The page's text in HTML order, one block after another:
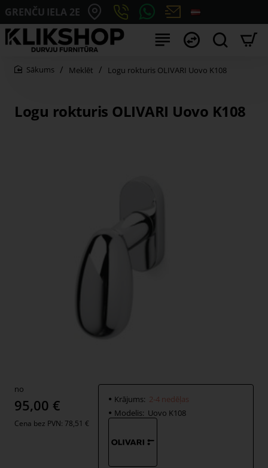
GRENČU IELA 2E
Logu rokturis OLIVARI Uovo K108
Meklēt Logu rokturis OLIVARI Uovo K108
2-4 nedēļas
no
95,00 €
Cena bez PVN: 78,51 €
Krājums: 2-4 nedēļas
Modelis: Uovo K108